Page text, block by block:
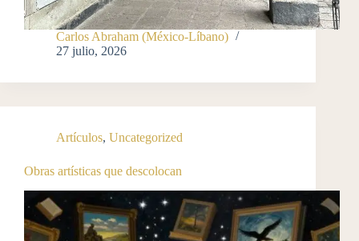
Carlos Abraham (México-Líbano)
27 julio, 2026
Artículos, Uncategorized
Obras artísticas que descolocan